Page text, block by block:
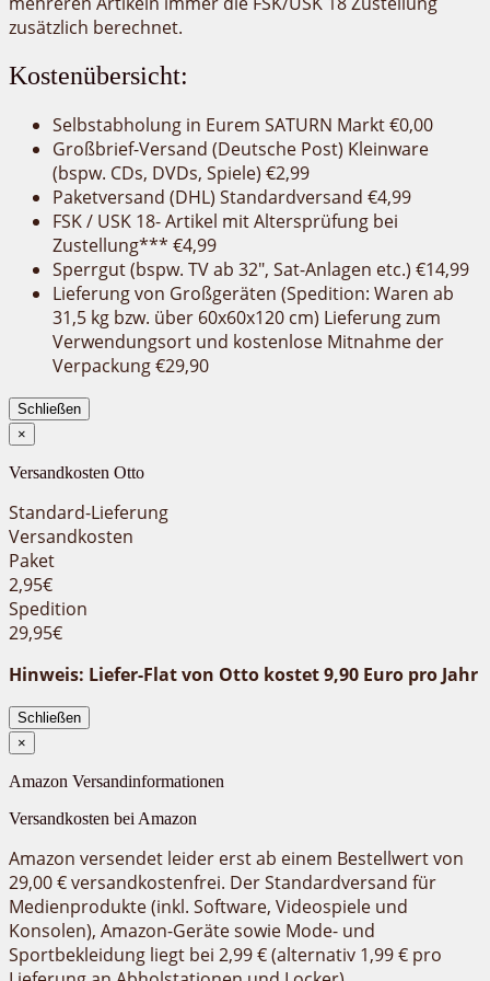
zusätzlich berechnet.
Kostenübersicht:
Selbstabholung in Eurem SATURN Markt €0,00
Großbrief-Versand (Deutsche Post) Kleinware
(bspw. CDs, DVDs, Spiele) €2,99
Paketversand (DHL) Standardversand €4,99
FSK / USK 18- Artikel mit Altersprüfung bei
Zustellung*** €4,99
Sperrgut (bspw. TV ab 32″, Sat-Anlagen etc.) €14,99
Lieferung von Großgeräten (Spedition: Waren ab
31,5 kg bzw. über 60x60x120 cm) Lieferung zum
Verwendungsort und kostenlose Mitnahme der
Verpackung €29,90
Schließen
×
Versandkosten Otto
Standard-Lieferung
Versandkosten
Paket
2,95€
Spedition
29,95€
Hinweis: Liefer-Flat von Otto kostet 9,90 Euro pro Jahr
Schließen
×
Amazon Versandinformationen
Versandkosten bei Amazon
Amazon versendet leider erst ab einem Bestellwert von
29,00 € versandkostenfrei. DerStandardversand für
Medienprodukte (inkl. Software, Videospiele und
Konsolen), Amazon-Geräte sowie Mode- und
Sportbekleidung liegt bei 2,99 € (alternativ 1,99 € pro